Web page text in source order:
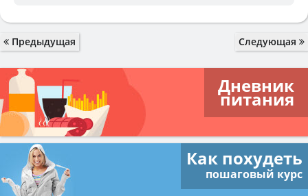
Предыдущая Следующая
Дневник
питания
Как похудеть
пошаговый курс